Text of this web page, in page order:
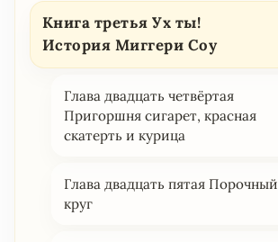
Книга третья Ух ты!
История Миггери Соу
Глава двадцать четвёртая
Пригоршня сигарет, красная
скатерть и курица
Глава двадцать пятая Порочный
круг